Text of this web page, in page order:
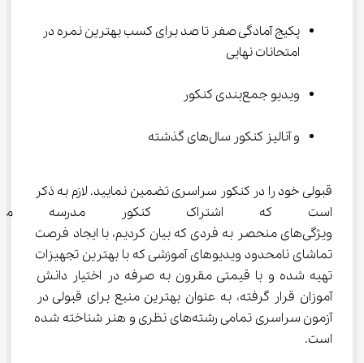
پکیج آمادگی صفر تا صد برای کسب بهترین نمره در
امتحانات نهایی
ویدیو جمع‌بندی کنکور
و آنالیز کنکور سال‌های گذشته
قبولی خود را در کنکور سراسری تضمین نمایید. لازم به ذکر
است که اشتراک کنکور مدرسه
ویژگی‌های منحصر به فردی که بیان کردیم، با ایجاد فرصت
تماشای نامحدود ویدیوهای آموزشی که با بهترین تجهیزات
تهیه شده و با قیمتی مقرون به صرفه در اختیار دانش
آموزان قرار گرفته، به عنوان بهترین منبع برای قبولی در
آزمون سراسری تمامی رشته‌های نظری و هنر شناخته شده
است.